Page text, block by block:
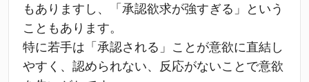
もありますし、「承認欲求が強すぎる」という
こともあります。
特に若手は「承認される」ことが意欲に直結し
やすく、認められない、反応がないことで意欲